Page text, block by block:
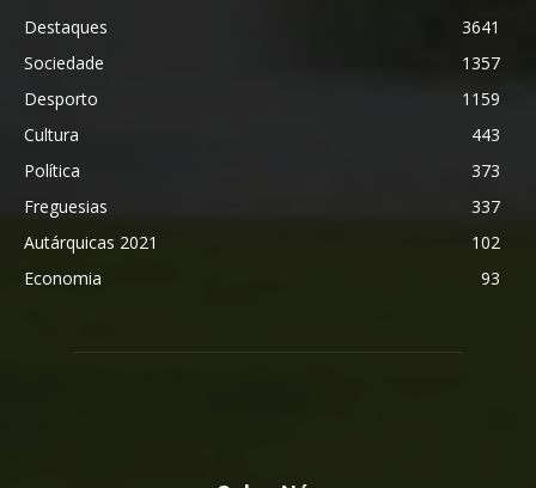
Destaques
3641
Sociedade
1357
Desporto
1159
Cultura
443
Política
373
Freguesias
337
Autárquicas 2021
102
Economia
93